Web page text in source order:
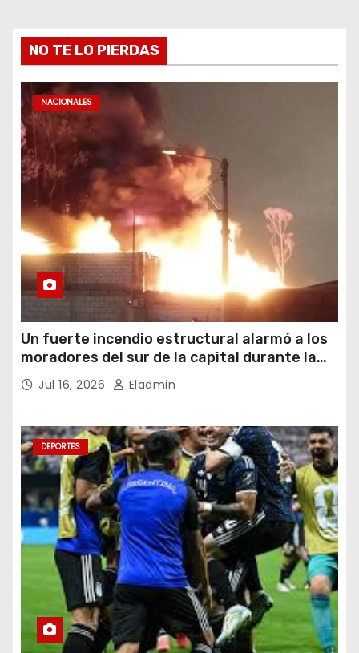
NO TE LO PIERDAS
NACIONALES
Un fuerte incendio estructural alarmó a los
moradores del sur de la capital durante la
noche del miércoles 15 de julio de 2026
Jul 16, 2026 Eladmin
DEPORTES